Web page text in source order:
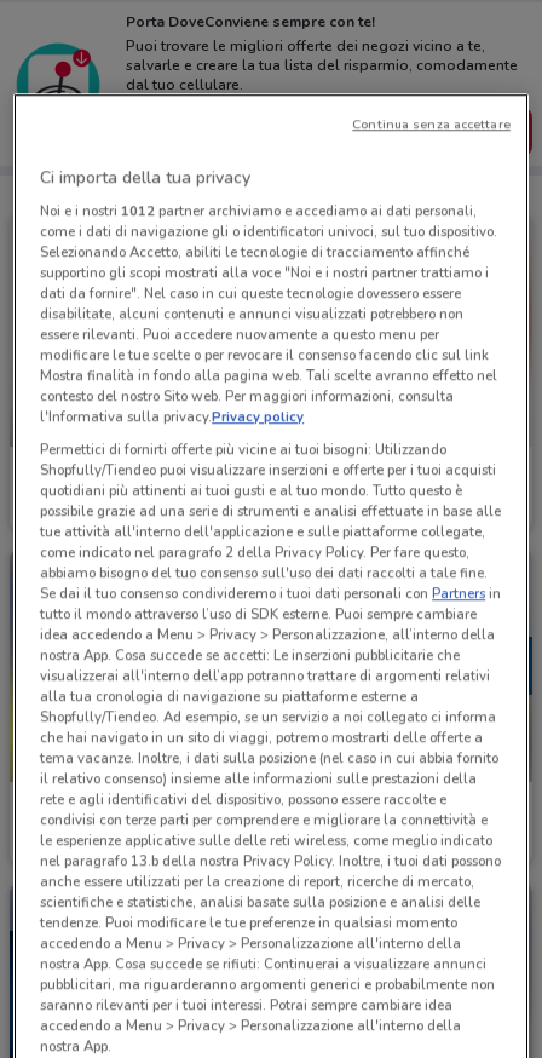
Porta DoveConviene sempre con te!
Puoi trovare le migliori offerte dei negozi vicino a te,
salvarle e creare la tua lista del risparmio, comodamente
dal tuo cellulare.
SCARICA L’APP
NUOVO
Giunti al Punto
Scade il 16/08 532 m
Giunti al Punto
Scade il 16/08 532 m
-2 GIORNI
Giunti al Punto
Scade domenica 532 m
Mondadori Store
Scade il 23/08 831 m
Ci importa della tua privacy
Noi e i nostri 1012partner archiviamo e accediamo ai dati personali,
come i dati di navigazione gli o identificatori univoci, sul tuo dispositivo.
Selezionando Accetto, abiliti le tecnologie di tracciamento affinché
supportino gli scopi mostrati alla voce "Noi e i nostri partner trattiamo i
dati da fornire". Nel caso in cui queste tecnologie dovessero essere
disabilitate, alcuni contenuti e annunci visualizzati potrebbero non
essere rilevanti. Puoi accedere nuovamente a questo menu per
modificare le tue scelte o per revocare il consenso facendo clic sul link
Mostra finalità in fondo alla pagina web. Tali scelte avranno effetto nel
contesto del nostro Sito web. Per maggiori informazioni, consulta
l'Informativa sulla privacy.Privacy policy
Permettici di fornirti offerte più vicine ai tuoi bisogni: Utilizzando
Shopfully/Tiendeo puoi visualizzare inserzioni e offerte per i tuoi acquisti
quotidiani più attinenti ai tuoi gusti e al tuo mondo. Tutto questo è
possibile grazie ad una serie di strumenti e analisi effettuate in base alle
tue attività all'interno dell'applicazione e sulle piattaforme collegate,
come indicato nel paragrafo 2 della Privacy Policy. Per fare questo,
abbiamo bisogno del tuo consenso sull'uso dei dati raccolti a tale fine.
Se dai il tuo consenso condivideremo i tuoi dati personali conPartnersin
tutto il mondo attraverso l’uso di SDK esterne. Puoi sempre cambiare
idea accedendo a Menu > Privacy > Personalizzazione, all’interno della
nostra App. Cosa succede se accetti: Le inserzioni pubblicitarie che
visualizzerai all'interno dell’app potranno trattare di argomenti relativi
alla tua cronologia di navigazione su piattaforme esterne a
Shopfully/Tiendeo. Ad esempio, se un servizio a noi collegato ci informa
che hai navigato in un sito di viaggi, potremo mostrarti delle offerte a
tema vacanze. Inoltre, i dati sulla posizione (nel caso in cui abbia fornito
il relativo consenso) insieme alle informazioni sulle prestazioni della
rete e agli identificativi del dispositivo, possono essere raccolte e
condivisi con terze parti per comprendere e migliorare la connettività e
le esperienze applicative sulle delle reti wireless, come meglio indicato
nel paragrafo 13.b della nostra Privacy Policy. Inoltre, i tuoi dati possono
anche essere utilizzati per la creazione di report, ricerche di mercato,
scientifiche e statistiche, analisi basate sulla posizione e analisi delle
tendenze. Puoi modificare le tue preferenze in qualsiasi momento
accedendo a Menu > Privacy > Personalizzazione all'interno della
nostra App. Cosa succede se rifiuti: Continuerai a visualizzare annunci
pubblicitari, ma riguarderanno argomenti generici e probabilmente non
saranno rilevanti per i tuoi interessi. Potrai sempre cambiare idea
accedendo a Menu > Privacy > Personalizzazione all'interno della
nostra App.
Continua senza accettare